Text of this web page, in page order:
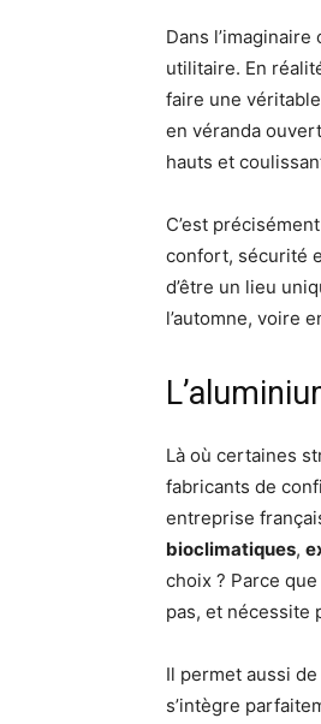
Dans
utilitaire. En
faire une
en véranda
hauts et
C’est
confort, sécurité
d’être un lieu
l’automne, voire
Là où certaines
fabricants de
entreprise
bioclimatiques,
choix ? Parce
pas, et nécessite
Il permet aussi
s’intègre